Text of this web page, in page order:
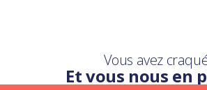
Vous avez
Et vous nous en